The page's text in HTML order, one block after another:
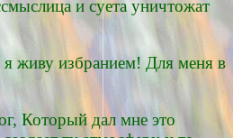
и суета уничтожат
живу избранием! Для меня в
Который дал мне это